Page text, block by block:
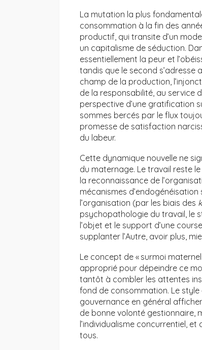
La mutation la plus
consommation à la fin des
productif, qui transite d’un
un capitalisme de séduction.
essentiellement la peur et
tandis que le second s’adresse
champ de la production,
de la responsabilité, au service
perspective d’une gratification
sommes bercés par le flux
promesse de satisfaction
du labeur.
Cette dynamique nouvelle ne
du maternage. Le travail reste
la reconnaissance de
mécanismes
l’organisation (par les biais des
psychopathologie du travail, le
l’objet et le support d’une
supplanter l’Autre, avoir plus,
Le concept de « surmoi
approprié pour dépeindre ce
tantôt à combler les attentes
fond de consommation. Le
gouvernance en général
de bonne volonté gestionnaire,
l’individualisme concurrentiel,
tous.